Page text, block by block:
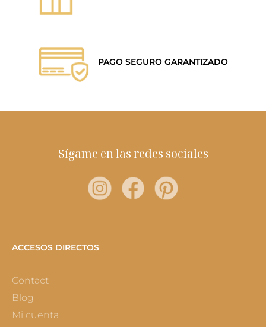
PAGO SEGURO GARANTIZADO
Sígame en las redes sociales
ACCESOS DIRECTOS
Contact
Blog
Mi cuenta